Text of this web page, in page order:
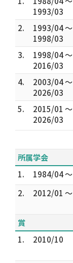
1993/03
2.
1993/04 ～
1998/03
3.
1998/04 ～
2016/03
4.
2003/04 ～
2026/03
5.
2015/01 ～
2026/03
所属学会
1.
1984/04 ～
2.
2012/01 ～
賞
1.
2010/10